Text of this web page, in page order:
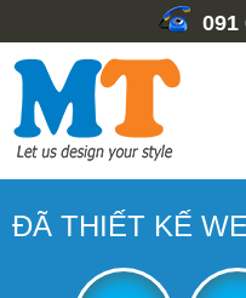
091
ĐÃ THIẾT KẾ